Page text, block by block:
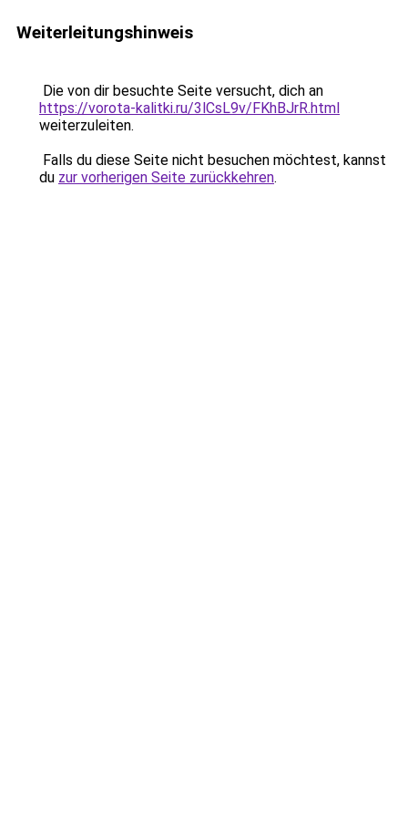
Weiterleitungshinweis
Die von dir besuchte Seite versucht, dich an
https://vorota-kalitki.ru/3lCsL9v/FKhBJrR.html
weiterzuleiten.
Falls du diese Seite nicht besuchen möchtest, kannst
du zur vorherigen Seite zurückkehren.